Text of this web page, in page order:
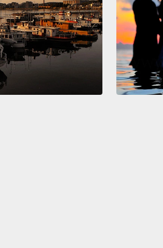
Antimicrobial nitrates and
meats, ward off the bacteria
may cause other health
cured meats to cancer have
preservatives may be the